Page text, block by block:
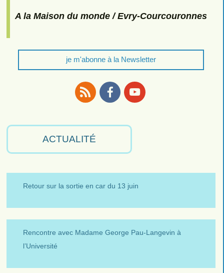
A la Maison du monde / Evry-Courcouronnes
je m'abonne à la Newsletter
ACTUALITÉ
Retour sur la sortie en car du 13 juin
Rencontre avec Madame George Pau-Langevin à
l’Université